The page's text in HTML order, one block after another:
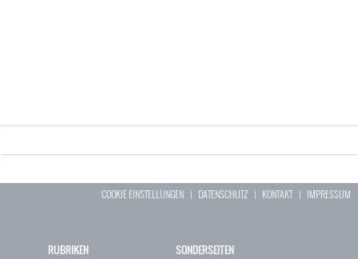
COOKIE EINSTELLUNGEN | DATENSCHUTZ | KONTAKT| IMPRESSUM
RUBRIKEN SONDERSEITEN